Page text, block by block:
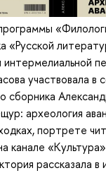
«Русской
интермелиальной
участвовала в
сборника
археология
портрете
канале
рассказала в